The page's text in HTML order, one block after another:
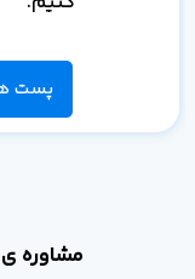
پست
مشاوره ی